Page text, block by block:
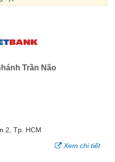
Trần Não
2, Tp. HCM
Xem chi tiết